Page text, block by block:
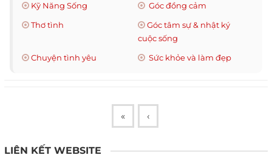
Kỹ Năng Sống
Góc đồng cảm
Thơ tình
Góc tâm sự & nhật ký
cuộc sống
Chuyện tình yêu
Sức khỏe và làm đẹp
« ‹
LIÊN KẾT WEBSITE